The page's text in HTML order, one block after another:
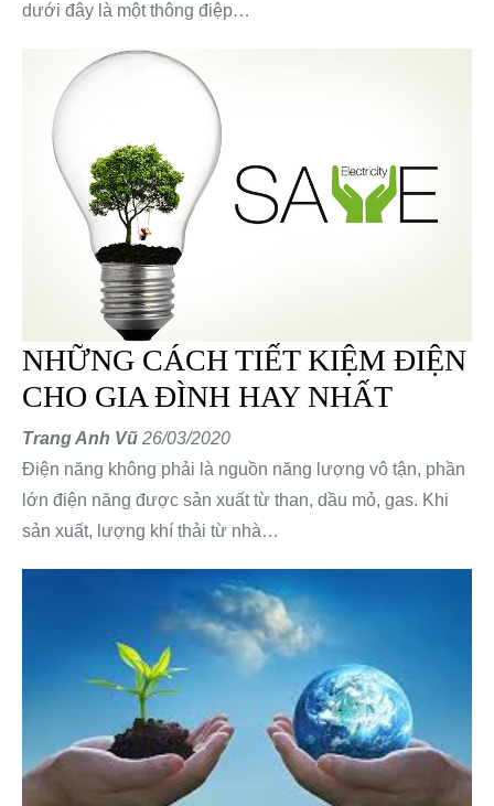
dưới đây là một thông điệp…
NHỮNG CÁCH TIẾT KIỆM ĐIỆN
CHO GIA ĐÌNH HAY NHẤT
Trang Anh Vũ 26/03/2020
Điện năng không phải là nguồn năng lượng vô tận, phần
lớn điện năng được sản xuất từ than, dầu mỏ, gas. Khi
sản xuất, lượng khí thải từ nhà…